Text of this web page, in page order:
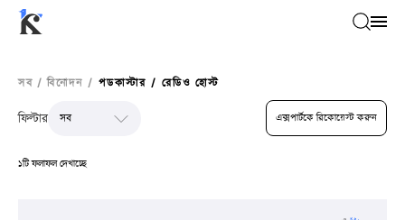
সব / বিনোদন / পডকাস্টার / রেডিও হোস্ট
ফিল্টার এক্সপার্টকে রিকোয়েস্ট করুন
১টি ফলাফল দেখাচ্ছে